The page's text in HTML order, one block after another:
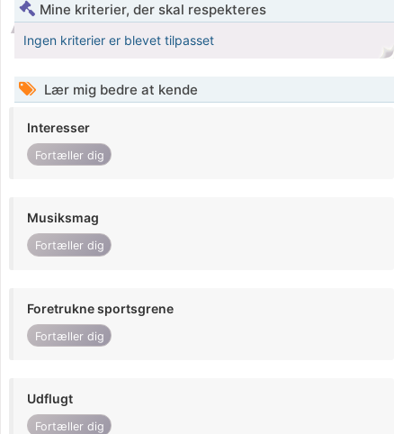
Mine kriterier, der skal respekteres
Ingen kriterier er blevet tilpasset
Lær mig bedre at kende
Interesser
Fortæller dig
Musiksmag
Fortæller dig
Foretrukne sportsgrene
Fortæller dig
Udflugt
Fortæller dig